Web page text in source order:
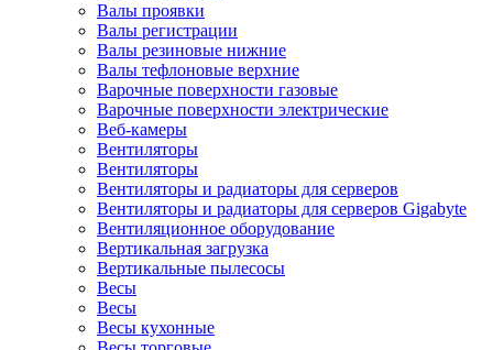
Валы проявки
Валы регистрации
Валы резиновые нижние
Валы тефлоновые верхние
Варочные поверхности газовые
Варочные поверхности электрические
Веб-камеры
Вентиляторы
Вентиляторы
Вентиляторы и радиаторы для серверов
Вентиляторы и радиаторы для серверов Gigabyte
Вентиляционное оборудование
Вертикальная загрузка
Вертикальные пылесосы
Весы
Весы
Весы кухонные